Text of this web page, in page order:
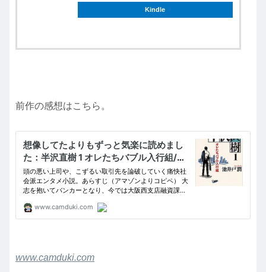
Kindle
前作の感想はこちら。
www.camduki.com